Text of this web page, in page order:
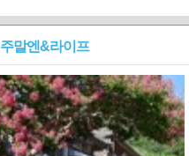
주말엔&라이프